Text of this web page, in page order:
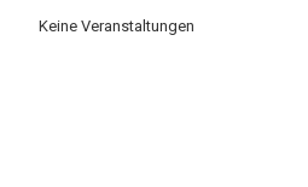
Keine Veranstaltungen